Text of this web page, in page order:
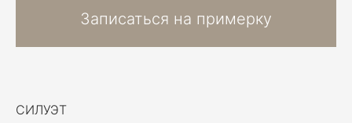
СИЛУЭТ
Записаться на примерку